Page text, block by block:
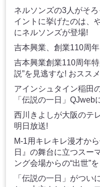
ネルソンズの3人がそ
イントに挙げたのは、
にネルソンズが登場!
吉本興業、創業110周
吉本興業創業110周年
説”を見逃すな! おスス
アインシュタイン稲田
「伝説の一日」
西川きよしが大阪のテ
明日放送!
M-1用キレキレ漫才か
日』の舞台に立つスー
ング会場からの“出世”
「伝説の一日」がつい